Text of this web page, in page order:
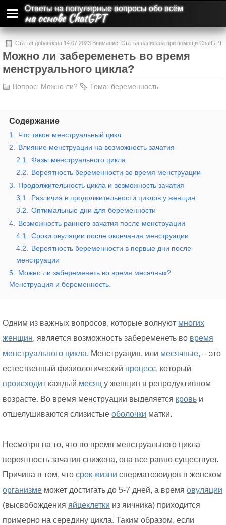
Ответы на популярные вопросы обо всём
на основе ChatGPT
Статья добавлена 14.07.2023 Внимание! Статья написана при помощи ChatGPT
и может содержать ошибки и неточности.
Можно ли забеременеть во время
менструального цикла?
Вопрос: Можно ли? Тема: беременность
Содержание
1.
Что такое менструальный цикл
2.
Влияние менструации на возможность зачатия
2.1.
Фазы менструального цикла
2.2.
Вероятность беременности во время менструации
3.
Продолжительность цикла и возможность зачатия
3.1.
Различия в продолжительности циклов у женщин
3.2.
Оптимальные дни для беременности
4.
Возможность раннего зачатия после менструации
4.1.
Сроки овуляции после окончания менструации
4.2.
Вероятность беременности в первые дни после
менструации
5.
Можно ли забеременеть во время месячных?
Менструация и беременность.
Одним из важных вопросов, которые волнуют многих
женщин, является возможность забеременеть во время
менструального цикла. Менструация, или месячные, – это
естественный физиологический процесс, который
происходит каждый месяц у женщин в репродуктивном
возрасте. Во время менструации выделяется кровь и
отшелушиваются слизистые оболочки матки.
Несмотря на то, что во время менструального цикла
вероятность зачатия снижена, она все равно существует.
Причина в том, что срок жизни сперматозоидов в женском
организме может достигать до 5-7 дней, а время овуляции
(высвобождения яйцеклетки из яичника) приходится
примерно на середину цикла. Таким образом, если